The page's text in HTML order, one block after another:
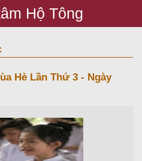
Hộ Tông
Hè Lần Thứ 3 - Ngày